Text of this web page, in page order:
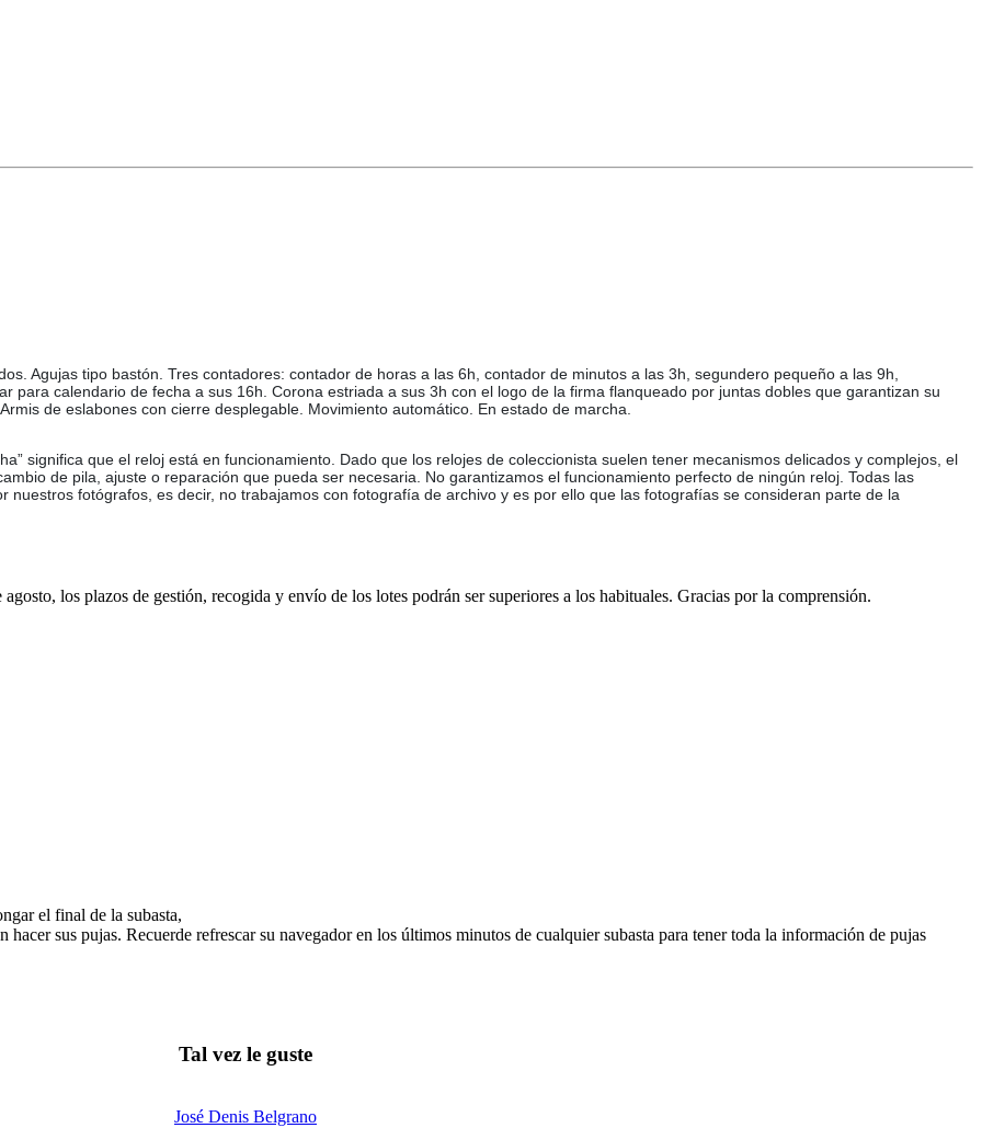
Agujas tipo bastón. Tres contadores: contador de horas a las 6h, contador de minutos a las 3h, segundero pequeño a las 9h,
para calendario de fecha a sus 16h. Corona estriada a sus 3h con el logo de la firma flanqueado por juntas dobles que garantizan su
de eslabones con cierre desplegable. Movimiento automático. En estado de marcha.
significa que el reloj está en funcionamiento. Dado que los relojes de coleccionista suelen tener mecanismos delicados y complejos, el
de pila, ajuste o reparación que pueda ser necesaria. No garantizamos el funcionamiento perfecto de ningún reloj. Todas las
fotógrafos, es decir, no trabajamos con fotografía de archivo y es por ello que las fotografías se consideran parte de la
los plazos de gestión, recogida y envío de los lotes podrán ser superiores a los habituales. Gracias por la comprensión.
el final de la subasta,
hacer sus pujas. Recuerde refrescar su navegador en los últimos minutos de cualquier subasta para tener toda la información de pujas
Tal vez le guste
José Denis Belgrano